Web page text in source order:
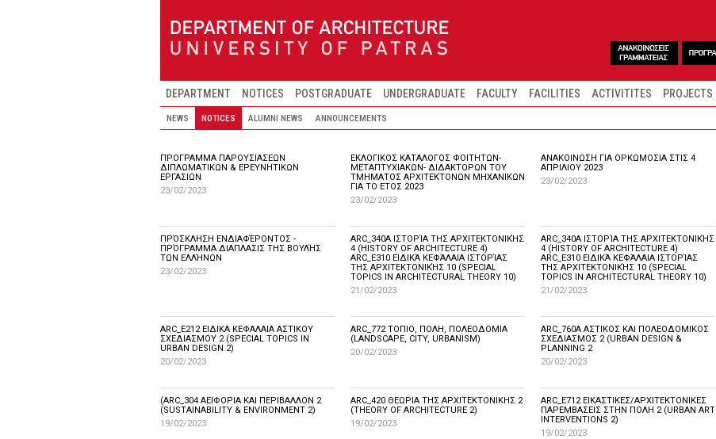
DEPARTMENT NOTICES POSTGRADUATE UNDERGRADUATE FACULTY FACILITIES ACTIVITITES PROJECTS
NEWS NOTICES ALUMNI NEWS ANNOUNCEMENTS
ΠΡΟΓΡΑΜΜΑ ΠΑΡΟΥΣΙΑΣΕΩΝ
ΔΙΠΛΩΜΑΤΙΚΩΝ & ΕΡΕΥΝΗΤΙΚΩΝ
ΕΡΓΑΣΙΩΝ
23/02/2023
ΕΚΛΟΓΙΚΟΣ ΚΑΤΑΛΟΓΟΣ ΦΟΙΤΗΤΩΝ-
ΜΕΤΑΠΤΥΧΙΑΚΩΝ- ΔΙΔΑΚΤΟΡΩΝ ΤΟΥ
ΤΜΗΜΑΤΟΣ ΑΡΧΙΤΕΚΤΟΝΩΝ ΜΗΧΑΝΙΚΩΝ
ΓΙΑ ΤΟ ΕΤΟΣ 2023
23/02/2023
ΑΝΑΚΟΙΝΩΣΗ ΓΙΑ ΟΡΚΩΜΟΣΙΑ ΣΤΙΣ 4
ΑΠΡΙΛΙΟΥ 2023
23/02/2023
ΠΡΌΣΚΛΗΣΗ ΕΝΔΙΑΦΈΡΟΝΤΟΣ -
ΠΡΌΓΡΑΜΜΑ ΔΙΑΠΛΑΣΙΣ ΤΗΣ ΒΟΥΛΉΣ
ΤΩΝ ΕΛΛΉΝΩΝ
23/02/2023
ARC_340A ΙΣΤΟΡΊΑ ΤΗΣ ΑΡΧΙΤΕΚΤΟΝΙΚΉΣ
4 (HISTORY OF ARCHITECTURE 4)
ARC_E310 ΕΙΔΙΚΆ ΚΕΦΆΛΑΙΑ ΙΣΤΟΡΊΑΣ
ΤΗΣ ΑΡΧΙΤΕΚΤΟΝΙΚΉΣ 10 (SPECIAL
TOPICS IN ARCHITECTURAL THEORY 10)
21/02/2023
ARC_340A ΙΣΤΟΡΊΑ ΤΗΣ ΑΡΧΙΤΕΚΤΟΝΙΚΉΣ
4 (HISTORY OF ARCHITECTURE 4)
ARC_E310 ΕΙΔΙΚΆ ΚΕΦΆΛΑΙΑ ΙΣΤΟΡΊΑΣ
ΤΗΣ ΑΡΧΙΤΕΚΤΟΝΙΚΉΣ 10 (SPECIAL
TOPICS IN ARCHITECTURAL THEORY 10)
21/02/2023
ARC_Ε212 ΕΙΔΙΚΑ ΚΕΦΑΛΑΙΑ ΑΣΤΙΚΟΥ
ΣΧΕΔΙΑΣΜΟΥ 2 (SPECIAL TOPICS IN
URBAN DESIGN 2)
20/02/2023
ARC_772 ΤΟΠΙΟ, ΠΟΛΗ, ΠΟΛΕΟΔΟΜΙΑ
(LANDSCAPE, CITY, URBANISM)
20/02/2023
ARC_760Α ΑΣΤΙΚΟΣ ΚΑΙ ΠΟΛΕΟΔΟΜΙΚΟΣ
ΣΧΕΔΙΑΣΜΟΣ 2 (URBAN DESIGN &
PLANNING 2
20/02/2023
(ARC_304 ΑΕΙΦΟΡΙΑ ΚΑΙ ΠΕΡΙΒΑΛΛΟΝ 2
(SUSTAINABILITY & ENVIRONMENT 2)
19/02/2023
ARC_420 ΘΕΩΡΙΑ ΤΗΣ ΑΡΧΙΤΕΚΤΟΝΙΚΗΣ 2
(THEORY OF ARCHITECTURE 2)
19/02/2023
ARC_Ε712 ΕΙΚΑΣΤΙΚΕΣ/ΑΡΧΙΤΕΚΤΟΝΙΚΕΣ
ΠΑΡΕΜΒΑΣΕΙΣ ΣΤΗΝ ΠΟΛΗ 2 (URBAN ART
INTERVENTIONS 2)
19/02/2023